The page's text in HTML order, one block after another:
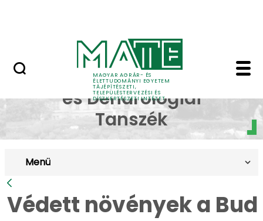
MAGYAR AGRÁR- ÉS
ÉLETTUDOMÁNYI EGYETEM
TÁJÉPÍTÉSZETI,
TELEPÜLÉSTERVEZÉSI ÉS
DÍSZKERTÉSZETI INTÉZET
Védett növények a
Dísznövénytermesztési
és Dendrológiai
Tanszék
Menü
Vissza
Védett növények a